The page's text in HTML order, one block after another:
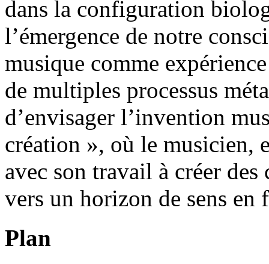
dans la configuration
l’émergence de notre
musique comme
de multiples processus
d’envisager l’invention
création », où le musicien,
avec son travail à créer
vers un horizon de sens
Plan